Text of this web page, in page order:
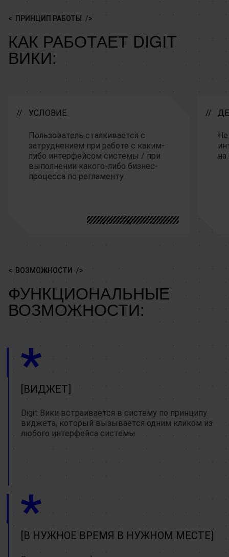
ПРИНЦИП РАБОТЫ
КАК РАБОТАЕТ DIGIT
ВИКИ:
УСЛОВИЕ
Пользователь сталкивается с
затруднением при работе с каким-
либо интерфейсом системы / при
выполнении какого-либо бизнес-
процесса по регламенту
ВОЗМОЖНОСТИ
ФУНКЦИОНАЛЬНЫЕ
ВОЗМОЖНОСТИ:
ВИДЖЕТ
Digit Вики встраивается в систему по принципу
виджета, который вызывается одним кликом из
любого интерфейса системы
В НУЖНОЕ ВРЕМЯ В НУЖНОМ МЕСТЕ